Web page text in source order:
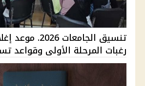
تنسيق الجامعات
رغبات المرحلة الأولى وقواعد